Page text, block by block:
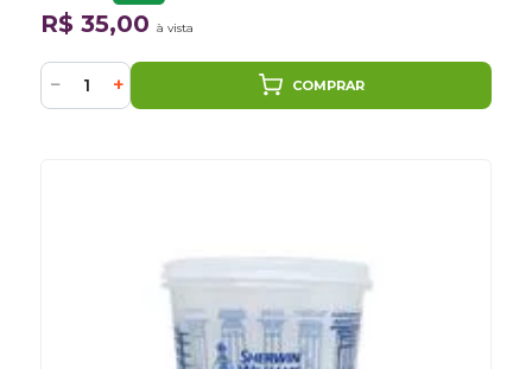
R$ 35,00 à vista
− + COMPRAR